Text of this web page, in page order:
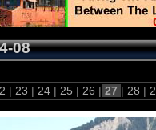
08
| 23 | 24 | 25 | 26 | 27 | 28 |